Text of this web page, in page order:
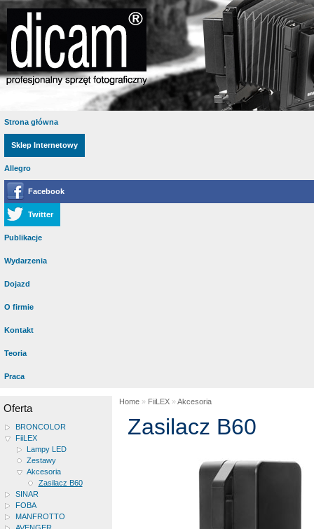
Strona główna
Sklep Internetowy
Allegro
Facebook
Twitter
Publikacje
Wydarzenia
Dojazd
O firmie
Kontakt
Teoria
Praca
Oferta
BRONCOLOR
FiiLEX
Lampy LED
Zestawy
Akcesoria
Zasilacz B60
SINAR
FOBA
MANFROTTO
Home » FiiLEX »Akcesoria
Zasilacz B60